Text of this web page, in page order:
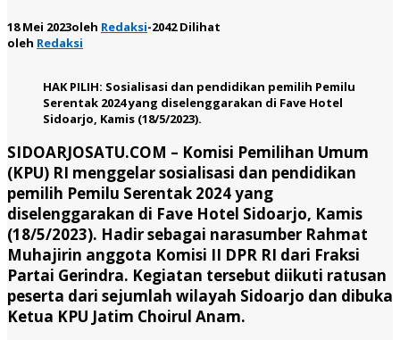
18 Mei 2023oleh Redaksi-2042 Dilihat
oleh Redaksi
HAK PILIH: Sosialisasi dan pendidikan pemilih Pemilu
Serentak 2024 yang diselenggarakan di Fave Hotel
Sidoarjo, Kamis (18/5/2023).
SIDOARJOSATU.COM – Komisi Pemilihan Umum
(KPU) RI menggelar sosialisasi dan pendidikan
pemilih Pemilu Serentak 2024 yang
diselenggarakan di Fave Hotel Sidoarjo, Kamis
(18/5/2023). Hadir sebagai narasumber Rahmat
Muhajirin anggota Komisi II DPR RI dari Fraksi
Partai Gerindra. Kegiatan tersebut diikuti ratusan
peserta dari sejumlah wilayah Sidoarjo dan dibuka
Ketua KPU Jatim Choirul Anam.